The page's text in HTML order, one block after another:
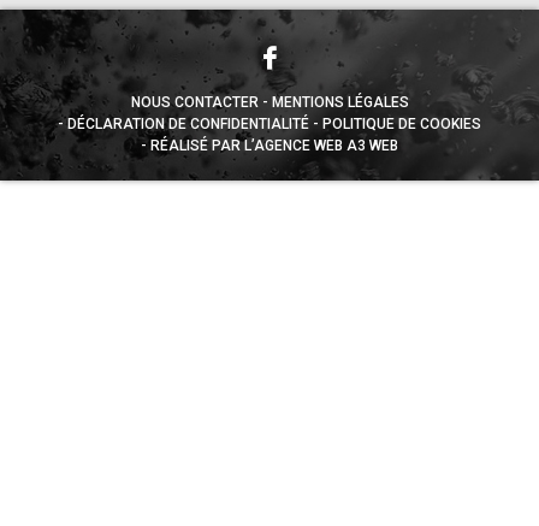
NOUS CONTACTER
MENTIONS LÉGALES
DÉCLARATION DE CONFIDENTIALITÉ
POLITIQUE DE COOKIES
RÉALISÉ PAR L’AGENCE WEB A3 WEB